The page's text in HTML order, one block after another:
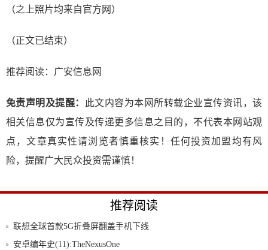
（之上照片均来自官方网）
（正文已结束）
推荐阅读： 广安信息网
免责声明及提醒：
此文内容为本网所转载企业宣传资讯，该
相关信息仅为宣传及传递更多信息之目的，不代表本网站观
点，文章真实性请浏览者慎重核实！任何投资加盟均有风
险，提醒广大民众投资需谨慎！
推荐阅读
联想全球首款5G折叠屏翻盖手机下线
安卓编年史(11):TheNexusOne